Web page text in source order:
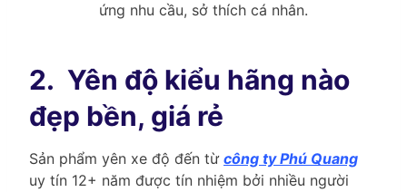
ứng nhu cầu, sở thích cá nhân.
2. Yên độ kiểu hãng nào
đẹp bền, giá rẻ
Sản phẩm yên xe độ đến từ công ty Phú Quang
uy tín 12+ năm được tín nhiệm bởi nhiều người